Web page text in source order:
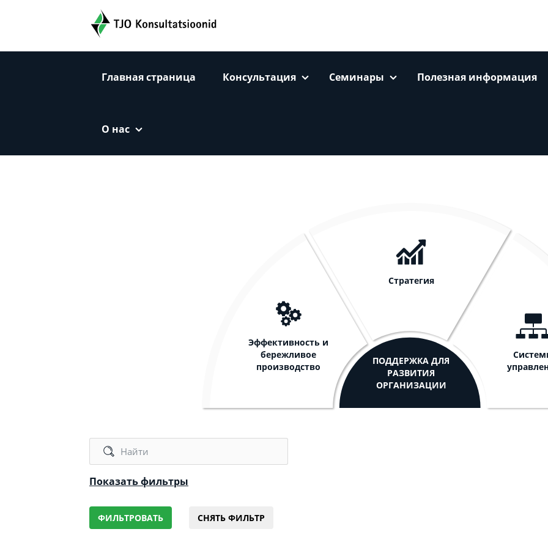
TJO Konsultatsioonid
Главная страница Консультация Семинары Полезная информация
O нас
Стратегия
Эффективность и
бережливое
производство
ПОДДЕРЖКА ДЛЯ
РАЗВИТИЯ
ОРГАНИЗАЦИИ
Показать фильтры
ФИЛЬТРОВАТЬ СНЯТЬ ФИЛЬТР